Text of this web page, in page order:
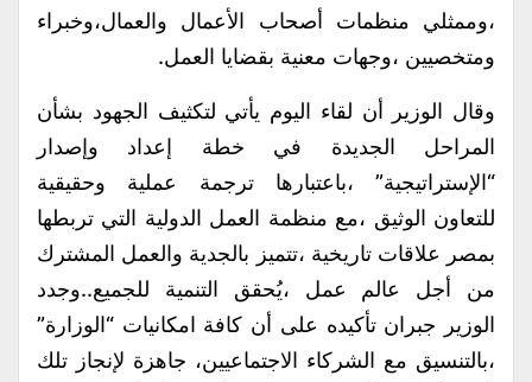
،وممثلي منظمات أصحاب الأعمال والعمال،وخبراء
ومتخصيين ،وجهات معنية بقضايا العمل.
وقال الوزير أن لقاء اليوم يأتي لتكثيف الجهود بشأن
المراحل الجديدة في خطة إعداد وإصدار
“الإستراتيجية” ،باعتبارها ترجمة عملية وحقيقية
للتعاون الوثيق ،مع منظمة العمل الدولية التي تربطها
بمصر علاقات تاريخية ،تتميز بالجدية والعمل المشترك
من أجل عالم عمل ،يُحقق التنمية للجميع..وجدد
الوزير جبران تأكيده على أن كافة امكانيات “الوزارة”
،بالتنسيق مع الشركاء الاجتماعيين، جاهزة لإنجاز تلك